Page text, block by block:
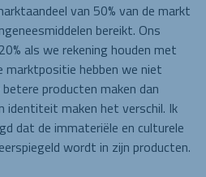
van 50% van de markt
bereikt. Ons
als we rekening houden met
marktpositie hebben we niet
producten maken dan
identiteit maken het verschil. Ik
dat de immateriële en culturele
wordt in zijn producten.